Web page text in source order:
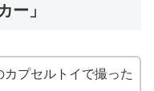
ー」
プセルトイで撮った